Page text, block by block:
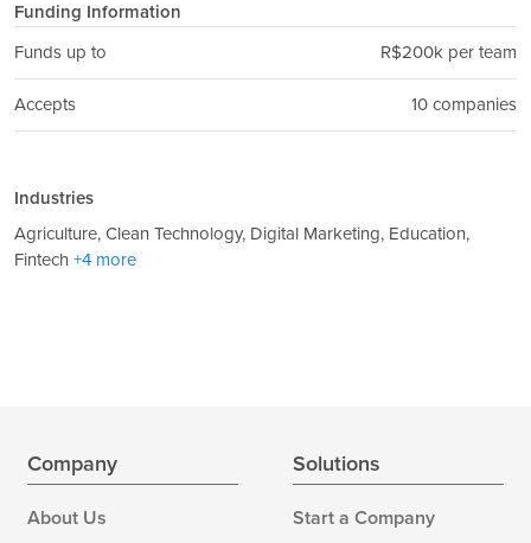
Funding Information
Funds up to
R$200k per team
Accepts 10 companies
Industries
Agriculture, Clean Technology, Digital Marketing, Education,
Fintech +4 more
Company
About Us
Solutions
Start a Company